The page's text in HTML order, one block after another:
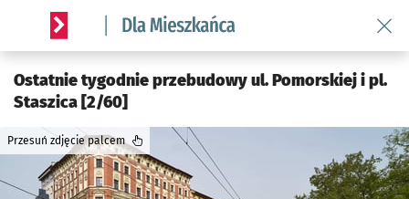
Serwis informacyjny wroclaw.pl podserwis: Dla mieszkańca
Ostatnie tygodnie przebudowy ul. Pomorskiej i pl.
Staszica [2/60]
Przesuń zdjęcie palcem